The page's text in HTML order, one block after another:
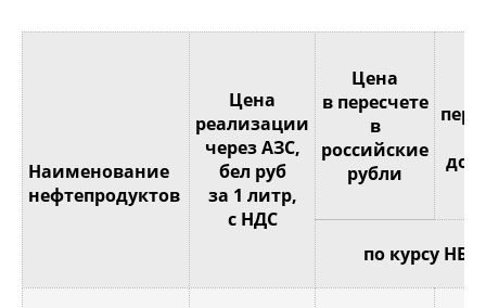
Наименование
нефтепродуктов
Цена
реализации
через АЗС,
бел руб
за 1 литр,
с НДС
Цена
в пересчете
в
российские
рубли
по курсу